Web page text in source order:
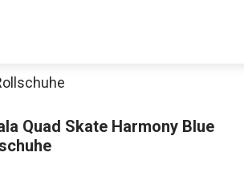
Quad Skate Harmony Blue